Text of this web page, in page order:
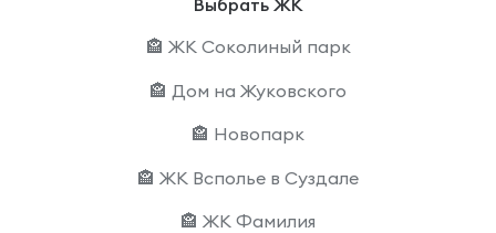
Выбрать ЖК
🏤 ЖК Соколиный парк
🏤 Дом на Жуковского
🏤 Новопарк
🏤 ЖК Всполье в Суздале
🏤 ЖК Фамилия